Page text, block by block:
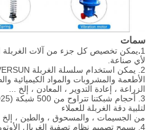
سمات
1
.يمكن تخصيص كل جزء من آلات الغربلة
لأي صناعة.
الأطعمة والمشروبات والمواد الكيميائية
الزراعة ، إعادة التدوير ، المعادن ، إلخ ...
لتلبية دقة الغربلة للعملاء
من الجسيمات ، والمسحوق ، والطين ، إلخ
4. يسمح تصميم نظام تصفية الغربال